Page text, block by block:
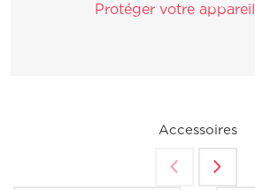
Protéger votre appareil
Accessoires